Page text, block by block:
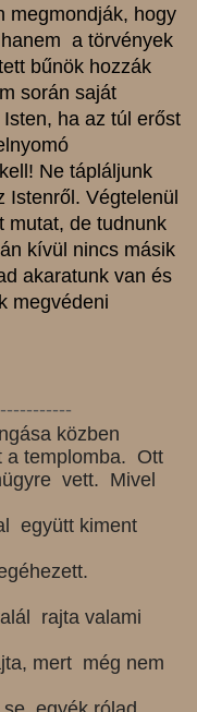
megmondják, hogy
a törvények
bűnök hozzák
során saját
ha az túl erőst
Ne tápláljunk
Istenről. Végtelenül
mutat, de tudnunk
kívül nincs másik
akaratunk van és
megvédeni
közben
a templomba. Ott
vett. Mivel
együtt kiment
rajta valami
mert még nem